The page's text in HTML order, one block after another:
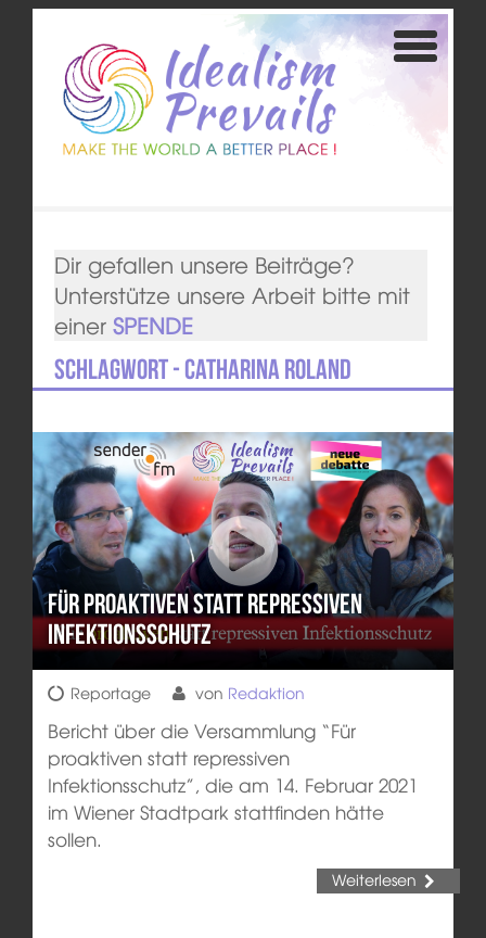
Dir gefallen unsere Beiträge?
Unterstütze unsere Arbeit bitte mit
einer SPENDE
Schlagwort - Catharina Roland
Für proaktiven statt repressiven
Infektionsschutz
Reportage von Redaktion
Bericht über die Versammlung “Für
proaktiven statt repressiven
Infektionsschutz”, die am 14. Februar 2021
im Wiener Stadtpark stattfinden hätte
sollen.
Weiterlesen